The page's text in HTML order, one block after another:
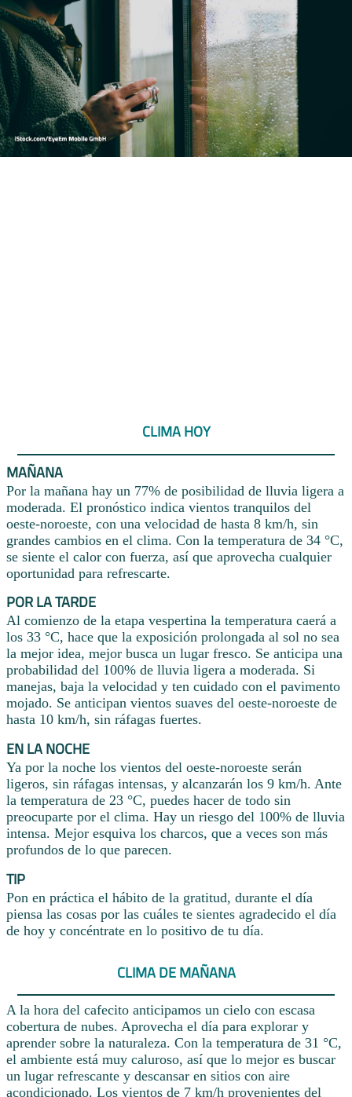
CLIMA HOY
MAÑANA
Por la mañana hay un 77% de posibilidad de lluvia ligera a
moderada. El pronóstico indica vientos tranquilos del
oeste-noroeste, con una velocidad de hasta 8 km/h, sin
grandes cambios en el clima. Con la temperatura de 34 °C,
se siente el calor con fuerza, así que aprovecha cualquier
oportunidad para refrescarte.
POR LA TARDE
Al comienzo de la etapa vespertina la temperatura caerá a
los 33 °C, hace que la exposición prolongada al sol no sea
la mejor idea, mejor busca un lugar fresco. Se anticipa una
probabilidad del 100% de lluvia ligera a moderada. Si
manejas, baja la velocidad y ten cuidado con el pavimento
mojado. Se anticipan vientos suaves del oeste-noroeste de
hasta 10 km/h, sin ráfagas fuertes.
EN LA NOCHE
Ya por la noche los vientos del oeste-noroeste serán
ligeros, sin ráfagas intensas, y alcanzarán los 9 km/h. Ante
la temperatura de 23 °C, puedes hacer de todo sin
preocuparte por el clima. Hay un riesgo del 100% de lluvia
intensa. Mejor esquiva los charcos, que a veces son más
profundos de lo que parecen.
TIP
Pon en práctica el hábito de la gratitud, durante el día
piensa las cosas por las cuáles te sientes agradecido el día
de hoy y concéntrate en lo positivo de tu día.
CLIMA DE MAÑANA
A la hora del cafecito anticipamos un cielo con escasa
cobertura de nubes. Aprovecha el día para explorar y
aprender sobre la naturaleza. Con la temperatura de 31 °C,
el ambiente está muy caluroso, así que lo mejor es buscar
un lugar refrescante y descansar en sitios con aire
acondicionado. Los vientos de 7 km/h provenientes del